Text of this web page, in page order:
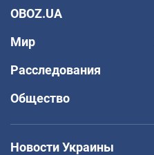
OBOZ.UA
Мир
Расследования
Общество
Новости Украины